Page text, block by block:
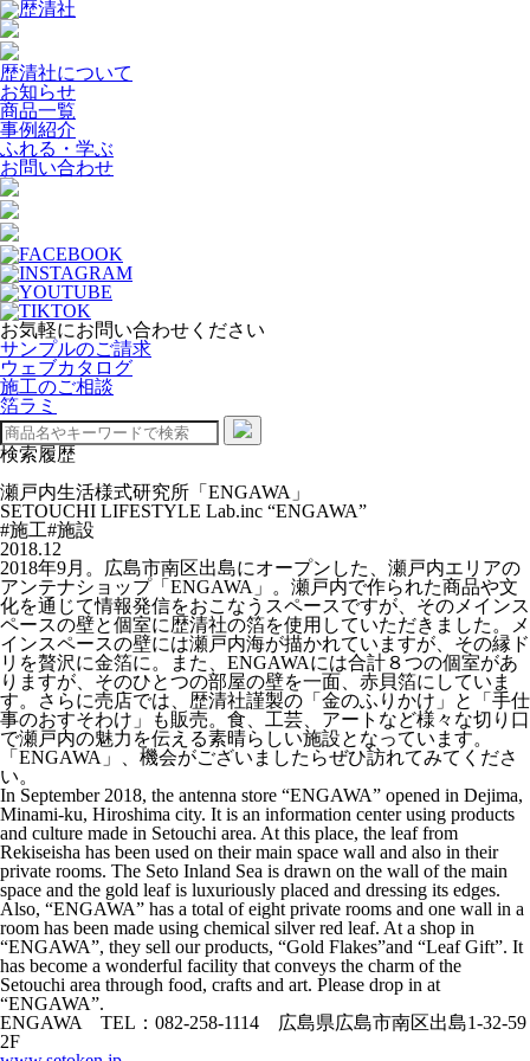
歴清社について
お知らせ
商品一覧
事例紹介
ふれる・学ぶ
お問い合わせ
お気軽にお問い合わせください
サンプルのご請求
ウェブカタログ
施工のご相談
箔ラミ
検索履歴
瀬戸内生活様式研究所「ENGAWA」
SETOUCHI LIFESTYLE Lab.inc “ENGAWA”
#施工#施設
2018.12
2018年9月。広島市南区出島にオープンした、瀬戸内エリアの
アンテナショップ「ENGAWA」。瀬戸内で作られた商品や文
化を通じて情報発信をおこなうスペースですが、そのメインス
ペースの壁と個室に歴清社の箔を使用していただきました。メ
インスペースの壁には瀬戸内海が描かれていますが、その縁ド
リを贅沢に金箔に。また、ENGAWAには合計８つの個室があ
りますが、そのひとつの部屋の壁を一面、赤貝箔にしていま
す。さらに売店では、歴清社謹製の「金のふりかけ」と「手仕
事のおすそわけ」も販売。食、工芸、アートなど様々な切り口
で瀬戸内の魅力を伝える素晴らしい施設となっています。
「ENGAWA」、機会がございましたらぜひ訪れてみてくださ
い。
In September 2018, the antenna store “ENGAWA” opened in Dejima,
Minami-ku, Hiroshima city. It is an information center using products
and culture made in Setouchi area. At this place, the leaf from
Rekiseisha has been used on their main space wall and also in their
private rooms. The Seto Inland Sea is drawn on the wall of the main
space and the gold leaf is luxuriously placed and dressing its edges.
Also, “ENGAWA” has a total of eight private rooms and one wall in a
room has been made using chemical silver red leaf. At a shop in
“ENGAWA”, they sell our products, “Gold Flakes”and “Leaf Gift”. It
has become a wonderful facility that conveys the charm of the
Setouchi area through food, crafts and art. Please drop in at
“ENGAWA”.
ENGAWA TEL：082-258-1114 広島県広島市南区出島1-32-59
2F